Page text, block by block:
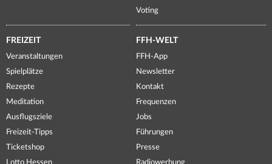
Voting
FREIZEIT
Veranstaltungen
Spielplätze
Rezepte
Meditation
Ausflugsziele
Freizeit-Tipps
Ticketshop
Lotto Hessen
FFH-WELT
FFH-App
Newsletter
Kontakt
Frequenzen
Jobs
Führungen
Presse
Radiowerbung